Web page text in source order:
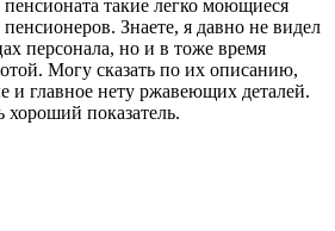
такие легко моющиеся
Знаете, я давно не видел
персонала, но и в тоже время
Могу сказать по их описанию,
и главное нету ржавеющих деталей.
хороший показатель.